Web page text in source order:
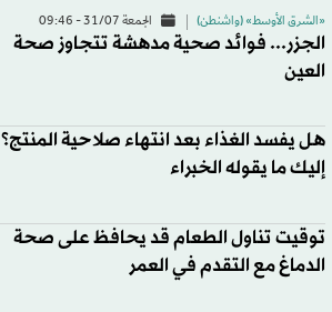
«الشرق الأوسط» (واشنطن) الجمعة 31/07 - 09:46
الجزر... فوائد صحية مدهشة تتجاوز صحة
العين
هل يفسد الغذاء بعد انتهاء صلاحية المنتج؟
إليك ما يقوله الخبراء
توقيت تناول الطعام قد يحافظ على صحة
الدماغ مع التقدم في العمر